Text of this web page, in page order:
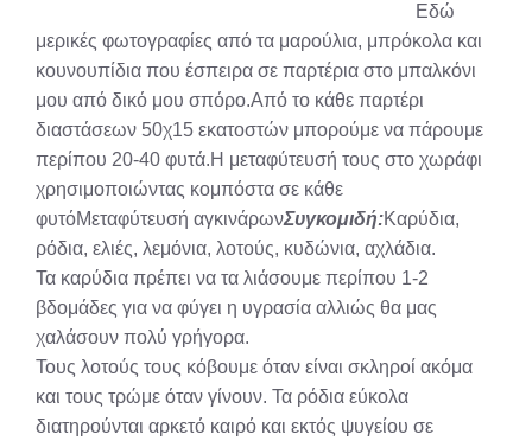
Εδώ
μερικές φωτογραφίες από τα μαρούλια, μπρόκολα και
κουνουπίδια που έσπειρα σε παρτέρια στο μπαλκόνι
μου από δικό μου σπόρο.Από το κάθε παρτέρι
διαστάσεων 50χ15 εκατοστών μπορούμε να πάρουμε
περίπου 20-40 φυτά.Η μεταφύτευσή τους στο χωράφι
χρησιμοποιώντας κομπόστα σε κάθε
φυτόΜεταφύτευσή αγκινάρωνΣυγκομιδή:Καρύδια,
ρόδια, ελιές, λεμόνια, λοτούς, κυδώνια, αχλάδια.
Τα καρύδια πρέπει να τα λιάσουμε περίπου 1-2
βδομάδες για να φύγει η υγρασία αλλιώς θα μας
χαλάσουν πολύ γρήγορα.
Τους λοτούς τους κόβουμε όταν είναι σκληροί ακόμα
και τους τρώμε όταν γίνουν. Τα ρόδια εύκολα
διατηρούνται αρκετό καιρό και εκτός ψυγείου σε